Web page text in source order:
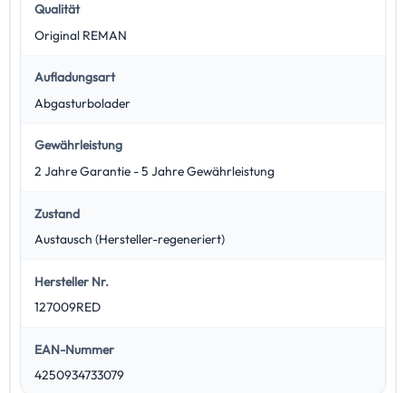
Qualität
Original REMAN
Aufladungsart
Abgasturbolader
Gewährleistung
2 Jahre Garantie - 5 Jahre Gewährleistung
Zustand
Austausch (Hersteller-regeneriert)
Hersteller Nr.
127009RED
EAN-Nummer
4250934733079